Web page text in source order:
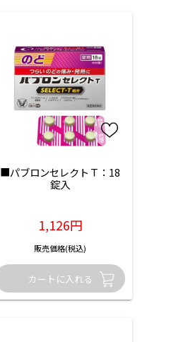
■パブロンセレクトＴ：18
錠入
1,126円
販売価格(税込)